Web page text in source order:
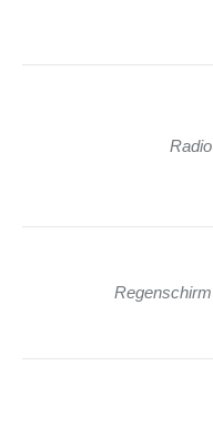
Radio
Regenschirm